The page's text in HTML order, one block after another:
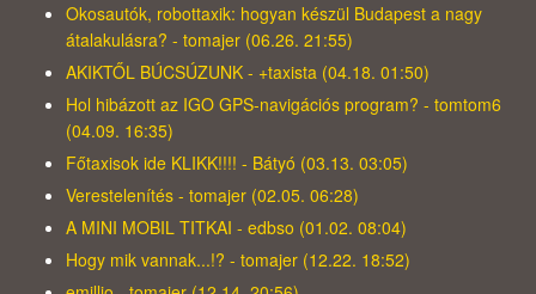
Okosautók, robottaxik: hogyan készül Budapest a nagy
átalakulásra? - tomajer (06.26. 21:55)
AKIKTŐL BÚCSÚZUNK - +taxista (04.18. 01:50)
Hol hibázott az IGO GPS-navigációs program? - tomtom6
(04.09. 16:35)
Főtaxisok ide KLIKK!!!! - Bátyó (03.13. 03:05)
Verestelenítés - tomajer (02.05. 06:28)
A MINI MOBIL TITKAI - edbso (01.02. 08:04)
Hogy mik vannak...!? - tomajer (12.22. 18:52)